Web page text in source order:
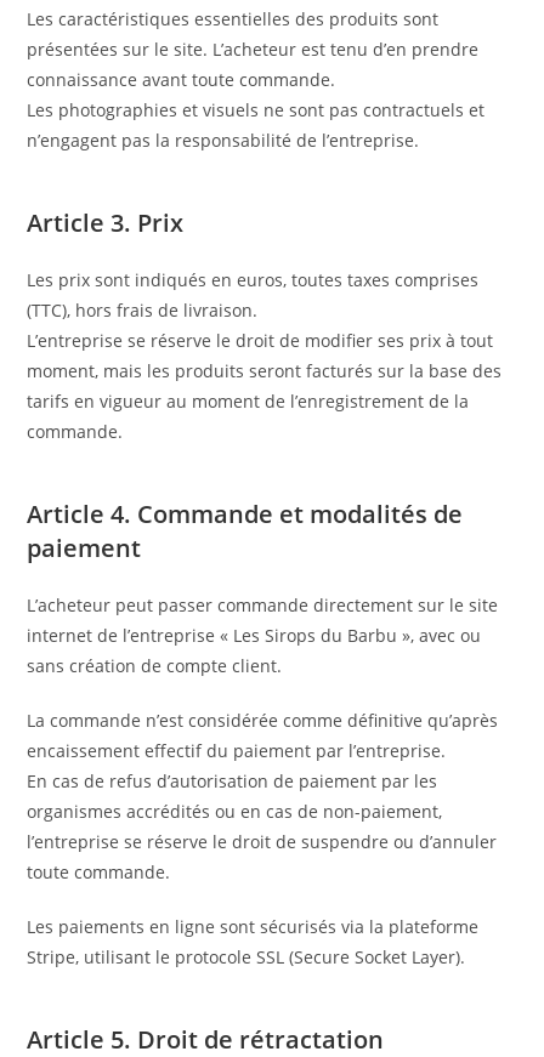
Les caractéristiques essentielles des produits sont
présentées sur le site. L’acheteur est tenu d’en prendre
connaissance avant toute commande.
Les photographies et visuels ne sont pas contractuels et
n’engagent pas la responsabilité de l’entreprise.
Article 3. Prix
Les prix sont indiqués en euros, toutes taxes comprises
(TTC), hors frais de livraison.
L’entreprise se réserve le droit de modifier ses prix à tout
moment, mais les produits seront facturés sur la base des
tarifs en vigueur au moment de l’enregistrement de la
commande.
Article 4. Commande et modalités de
paiement
L’acheteur peut passer commande directement sur le site
internet de l’entreprise « Les Sirops du Barbu », avec ou
sans création de compte client.
La commande n’est considérée comme définitive qu’après
encaissement effectif du paiement par l’entreprise.
En cas de refus d’autorisation de paiement par les
organismes accrédités ou en cas de non-paiement,
l’entreprise se réserve le droit de suspendre ou d’annuler
toute commande.
Les paiements en ligne sont sécurisés via la plateforme
Stripe, utilisant le protocole SSL (Secure Socket Layer).
Article 5. Droit de rétractation